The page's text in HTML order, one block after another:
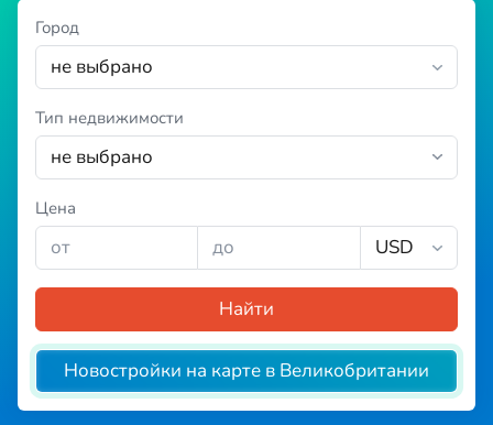
Город
не выбрано
Тип недвижимости
не выбрано
Цена
Найти
Новостройки на карте в Великобритании